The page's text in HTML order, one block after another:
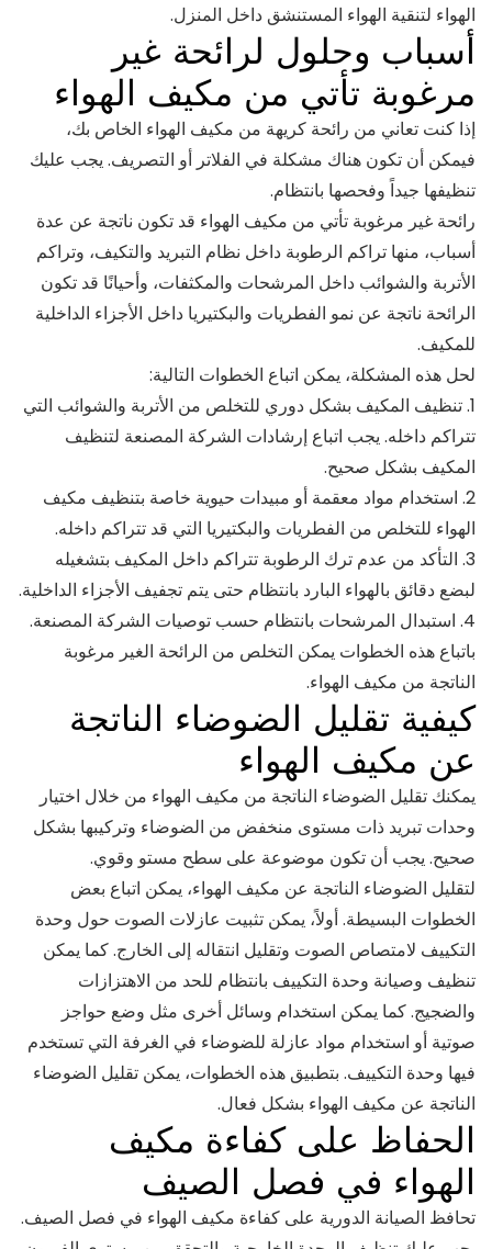
الهواء لتنقية الهواء المستنشق داخل المنزل.
أسباب وحلول لرائحة غير
مرغوبة تأتي من مكيف الهواء
إذا كنت تعاني من رائحة كريهة من مكيف الهواء الخاص بك،
فيمكن أن تكون هناك مشكلة في الفلاتر أو التصريف. يجب عليك
تنظيفها جيداً وفحصها بانتظام.
رائحة غير مرغوبة تأتي من مكيف الهواء قد تكون ناتجة عن عدة
أسباب، منها تراكم الرطوبة داخل نظام التبريد والتكيف، وتراكم
الأتربة والشوائب داخل المرشحات والمكثفات، وأحيانًا قد تكون
الرائحة ناتجة عن نمو الفطريات والبكتيريا داخل الأجزاء الداخلية
للمكيف.
لحل هذه المشكلة، يمكن اتباع الخطوات التالية:
1. تنظيف المكيف بشكل دوري للتخلص من الأتربة والشوائب التي
تتراكم داخله. يجب اتباع إرشادات الشركة المصنعة لتنظيف
المكيف بشكل صحيح.
2. استخدام مواد معقمة أو مبيدات حيوية خاصة بتنظيف مكيف
الهواء للتخلص من الفطريات والبكتيريا التي قد تتراكم داخله.
3. التأكد من عدم ترك الرطوبة تتراكم داخل المكيف بتشغيله
لبضع دقائق بالهواء البارد بانتظام حتى يتم تجفيف الأجزاء الداخلية.
4. استبدال المرشحات بانتظام حسب توصيات الشركة المصنعة.
باتباع هذه الخطوات يمكن التخلص من الرائحة الغير مرغوبة
الناتجة من مكيف الهواء.
كيفية تقليل الضوضاء الناتجة
عن مكيف الهواء
يمكنك تقليل الضوضاء الناتجة من مكيف الهواء من خلال اختيار
وحدات تبريد ذات مستوى منخفض من الضوضاء وتركيبها بشكل
صحيح. يجب أن تكون موضوعة على سطح مستو وقوي.
لتقليل الضوضاء الناتجة عن مكيف الهواء، يمكن اتباع بعض
الخطوات البسيطة. أولاً، يمكن تثبيت عازلات الصوت حول وحدة
التكييف لامتصاص الصوت وتقليل انتقاله إلى الخارج. كما يمكن
تنظيف وصيانة وحدة التكييف بانتظام للحد من الاهتزازات
والضجيج. كما يمكن استخدام وسائل أخرى مثل وضع حواجز
صوتية أو استخدام مواد عازلة للضوضاء في الغرفة التي تستخدم
فيها وحدة التكييف. بتطبيق هذه الخطوات، يمكن تقليل الضوضاء
الناتجة عن مكيف الهواء بشكل فعال.
الحفاظ على كفاءة مكيف
الهواء في فصل الصيف
تحافظ الصيانة الدورية على كفاءة مكيف الهواء في فصل الصيف.